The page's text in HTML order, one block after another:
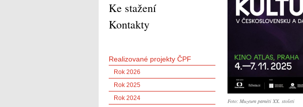
Foto: Muzeum paměti XX. století
Ke stažení
Kontakty
Realizované projekty ČPF
Rok 2026
Rok 2025
Rok 2024